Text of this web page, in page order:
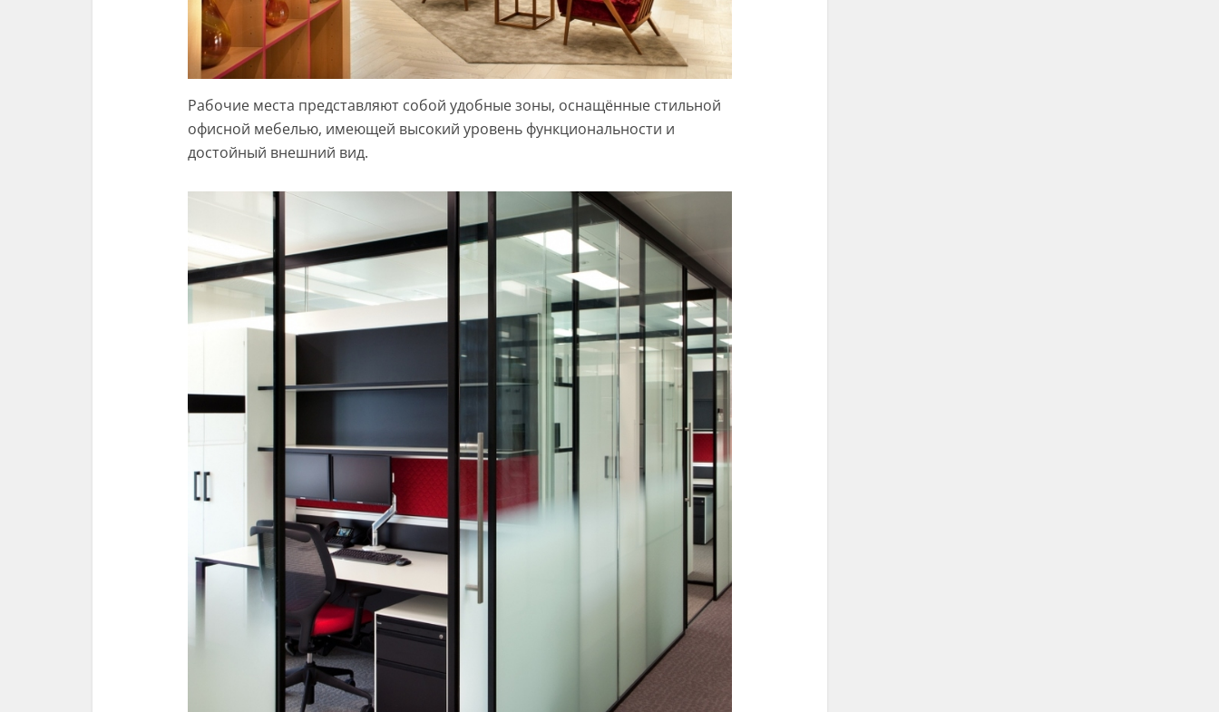
Рабочие места представляют собой удобные зоны, оснащённые стильной
офисной мебелью, имеющей высокий уровень функциональности и
достойный внешний вид.